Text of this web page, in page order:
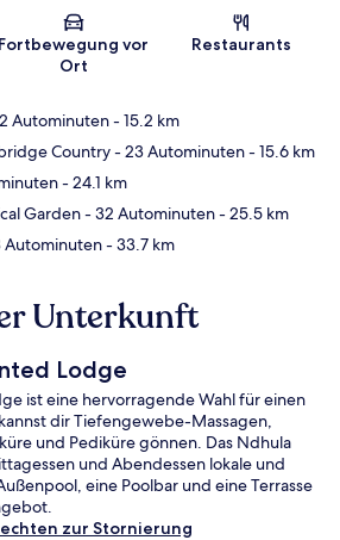
Fortbewegung vor
Ort
Restaurants
Autominuten- 15.2 km
Country- 23 Autominuten- 15.6 km
- 24.1 km
Garden- 32 Autominuten- 25.5 km
Autominuten- 33.7 km
Unterkunft
Lodge
ist eine hervorragende Wahl für einen
dir Tiefengewebe-Massagen,
und Pediküre gönnen. Das Ndhula
und Abendessen lokale und
eine Poolbar und eine Terrasse
zur Stornierung